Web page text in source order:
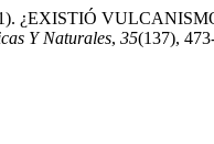
¿EXISTIÓ
Y Naturales, 35(137),